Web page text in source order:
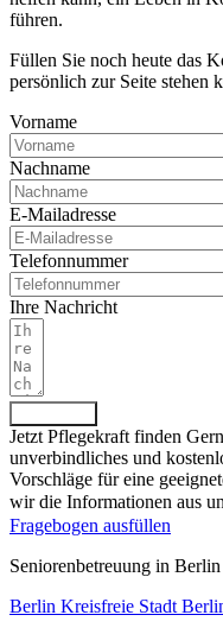
führen.
Füllen Sie noch heute das
persönlich zur Seite stehen
Vorname
Nachname
E-Mailadresse
Telefonnummer
Ihre Nachricht
Jetzt Pflegekraft finden
unverbindliches und
Vorschläge für eine
wir die Informationen aus
Fragebogen ausfüllen
Senioren­betreuung in
Berlin Kreisfreie Stadt